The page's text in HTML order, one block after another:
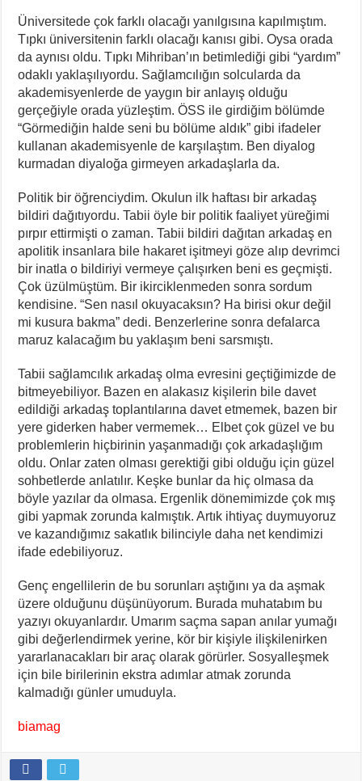
Üniversitede çok farklı olacağı yanılgısına kapılmıştım.
Tıpkı üniversitenin farklı olacağı kanısı gibi. Oysa orada
da aynısı oldu. Tıpkı Mihriban’ın betimlediği gibi “yardım”
odaklı yaklaşılıyordu. Sağlamcılığın solcularda da
akademisyenlerde de yaygın bir anlayış olduğu
gerçeğiyle orada yüzleştim. ÖSS ile girdiğim bölümde
“Görmediğin halde seni bu bölüme aldık” gibi ifadeler
kullanan akademisyenle de karşılaştım. Ben diyalog
kurmadan diyaloğa girmeyen arkadaşlarla da.
Politik bir öğrenciydim. Okulun ilk haftası bir arkadaş
bildiri dağıtıyordu. Tabii öyle bir politik faaliyet yüreğimi
pırpır ettirmişti o zaman. Tabii bildiri dağıtan arkadaş en
apolitik insanlara bile hakaret işitmeyi göze alıp devrimci
bir inatla o bildiriyi vermeye çalışırken beni es geçmişti.
Çok üzülmüştüm. Bir ikirciklenmeden sonra sordum
kendisine. “Sen nasıl okuyacaksın? Ha birisi okur değil
mi kusura bakma” dedi. Benzerlerine sonra defalarca
maruz kalacağım bu yaklaşım beni sarsmıştı.
Tabii sağlamcılık arkadaş olma evresini geçtiğimizde de
bitmeyebiliyor. Bazen en alakasız kişilerin bile davet
edildiği arkadaş toplantılarına davet etmemek, bazen bir
yere giderken haber vermemek… Elbet çok güzel ve bu
problemlerin hiçbirinin yaşanmadığı çok arkadaşlığım
oldu. Onlar zaten olması gerektiği gibi olduğu için güzel
sohbetlerde anlatılır. Keşke bunlar da hiç olmasa da
böyle yazılar da olmasa. Ergenlik dönemimizde çok mış
gibi yapmak zorunda kalmıştık. Artık ihtiyaç duymuyoruz
ve kazandığımız sakatlık bilinciyle daha net kendimizi
ifade edebiliyoruz.
Genç engellilerin de bu sorunları aştığını ya da aşmak
üzere olduğunu düşünüyorum. Burada muhatabım bu
yazıyı okuyanlardır. Umarım saçma sapan anılar yumağı
gibi değerlendirmek yerine, kör bir kişiyle ilişkilenirken
yararlanacakları bir araç olarak görürler. Sosyalleşmek
için bile birilerinin ekstra adımlar atmak zorunda
kalmadığı günler umuduyla.
biamag